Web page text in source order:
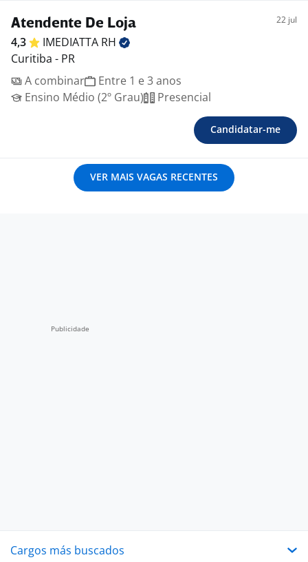
Atendente De Loja 22 jul
4,3 IMEDIATTA RH
Curitiba - PR
A combinar
Entre 1 e 3 anos
Ensino Médio (2º Grau)
Presencial
Candidatar-me
VER MAIS VAGAS RECENTES
Cargos más buscados